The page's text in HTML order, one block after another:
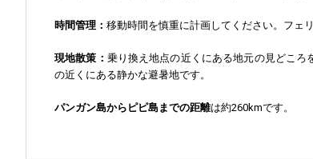
時間管理： 移動時間を慎重に計画してください。フェ
現地散策： 乗り換え地点の近くにある地元の見どこ
の近くにある静かな避暑地です。
パンガン島からピピ島までの距離は約260kmです。